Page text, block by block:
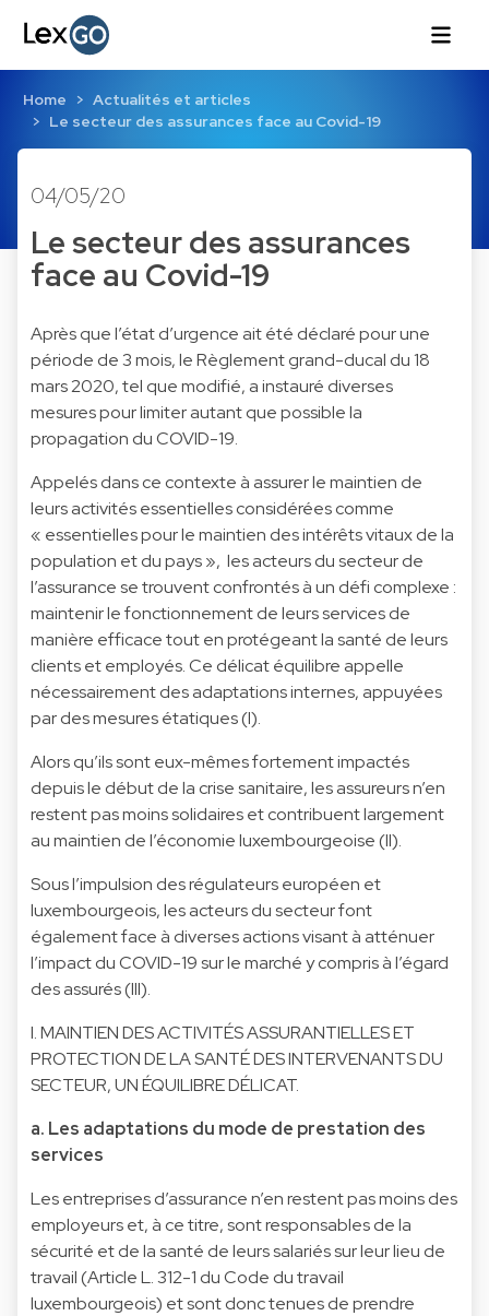
Home
Actualités et articles
Le secteur des assurances face au Covid-19
04/05/20
Le secteur des assurances
face au Covid-19
Après que l’état d’urgence ait été déclaré pour une
période de 3 mois, le Règlement grand-ducal du 18
mars 2020, tel que modifié, a instauré diverses
mesures pour limiter autant que possible la
propagation du COVID-19.
Appelés dans ce contexte à assurer le maintien de
leurs activités essentielles considérées comme
« essentielles pour le maintien des intérêts vitaux de la
population et du pays », les acteurs du secteur de
l’assurance se trouvent confrontés à un défi complexe :
maintenir le fonctionnement de leurs services de
manière efficace tout en protégeant la santé de leurs
clients et employés. Ce délicat équilibre appelle
nécessairement des adaptations internes, appuyées
par des mesures étatiques (I).
Alors qu’ils sont eux-mêmes fortement impactés
depuis le début de la crise sanitaire, les assureurs n’en
restent pas moins solidaires et contribuent largement
au maintien de l’économie luxembourgeoise (II).
Sous l’impulsion des régulateurs européen et
luxembourgeois, les acteurs du secteur font
également face à diverses actions visant à atténuer
l’impact du COVID-19 sur le marché y compris à l’égard
des assurés (III).
I. MAINTIEN DES ACTIVITÉS ASSURANTIELLES ET
PROTECTION DE LA SANTÉ DES INTERVENANTS DU
SECTEUR, UN ÉQUILIBRE DÉLICAT.
a. Les adaptations du mode de prestation des
services
Les entreprises d’assurance n’en restent pas moins des
employeurs et, à ce titre, sont responsables de la
sécurité et de la santé de leurs salariés sur leur lieu de
travail (Article L. 312-1 du Code du travail
luxembourgeois) et sont donc tenues de prendre